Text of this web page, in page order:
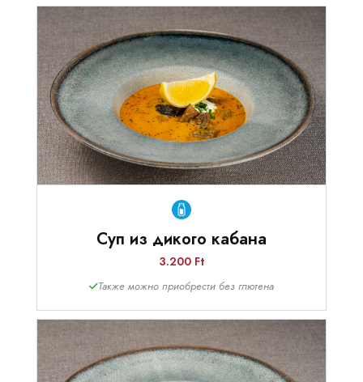
Суп из дикого кабана
3.200 Ft
Также можно приобрести без глютена